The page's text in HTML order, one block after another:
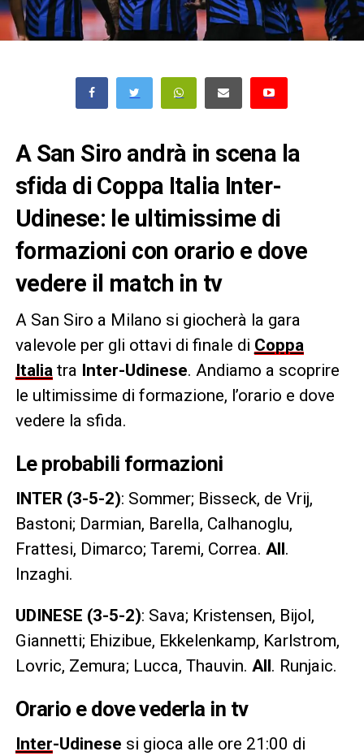
A San Siro andrà in scena la
sfida di Coppa Italia Inter-
Udinese: le ultimissime di
formazioni con orario e dove
vedere il match in tv
A San Siro a Milano si giocherà la gara
valevole per gli ottavi di finale di Coppa
Italia tra Inter-Udinese. Andiamo a scoprire
le ultimissime di formazione, l’orario e dove
vedere la sfida.
Le probabili formazioni
INTER (3-5-2): Sommer; Bisseck, de Vrij,
Bastoni; Darmian, Barella, Calhanoglu,
Frattesi, Dimarco; Taremi, Correa. All.
Inzaghi.
UDINESE (3-5-2): Sava; Kristensen, Bijol,
Giannetti; Ehizibue, Ekkelenkamp, Karlstrom,
Lovric, Zemura; Lucca, Thauvin. All. Runjaic.
Orario e dove vederla in tv
Inter-Udinese si gioca alle ore 21:00 di